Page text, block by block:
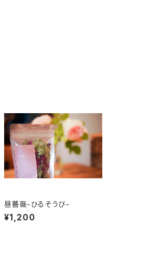
昼薔薇-ひるそうび-
¥1,200